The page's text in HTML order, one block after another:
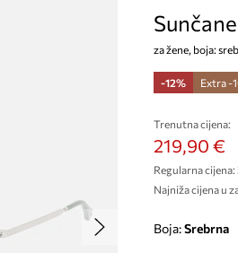
za žene, boja:
-12% Extra -
Trenutna cijena:
219,90 €
Regularna cijena:
Najniža cijena u
Boja: srebrna